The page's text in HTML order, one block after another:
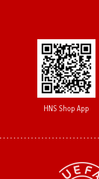
HNS Shop App